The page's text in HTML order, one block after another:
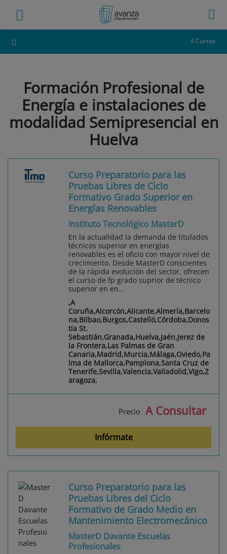
4 Cursos
Formación Profesional de
Energía e instalaciones de
modalidad Semipresencial en
Huelva
Curso Preparatorio para las
Pruebas Libres de Ciclo
Formativo Grado Superior en
Energías Renovables
Instituto Tecnológico MasterD
En la actualidad la demanda de titulados
técnicos superior en energías
renovables es el oficio con mayor nivel de
crecimiento. Desde MasterD conscientes
de la rápida evolución del sector, ofrecen
el curso de fp grado suprior de técnico
superior en en...
,A
Coruña,Alcorcón,Alicante,Almería,Barcelo
na,Bilbao,Burgos,Castelló,Córdoba,Donos
tia St.
Sebastián,Granada,Huelva,Jaén,Jerez de
la Frontera,Las Palmas de Gran
Canaria,Madrid,Murcia,Málaga,Oviedo,Pa
lma de Mallorca,Pamplona,Santa Cruz de
Tenerife,Sevilla,Valencia,Valladolid,Vigo,Z
aragoza,
Precio A Consultar
Infórmate
Curso Preparatorio para las
Pruebas Libres del Ciclo
Formativo de Grado Medio en
Mantenimiento Electromecánico
MasterD Davante Escuelas
Profesionales